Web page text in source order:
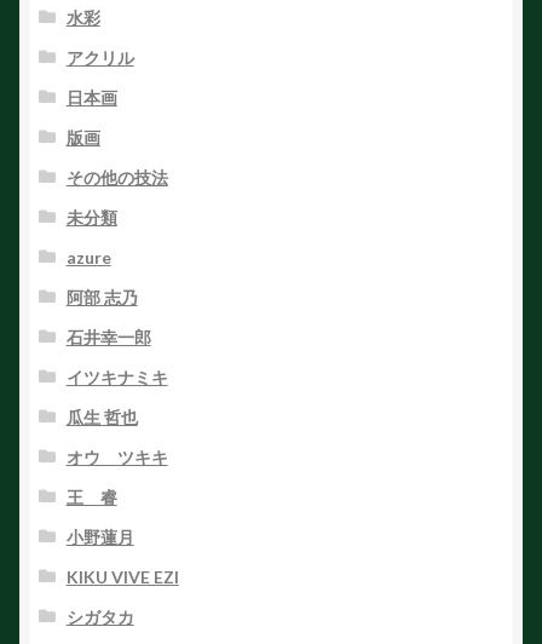
水彩
アクリル
日本画
版画
その他の技法
未分類
azure
阿部 志乃
石井幸一郎
イツキナミキ
瓜生 哲也
オウ ツキキ
王 睿
小野蓮月
KIKU VIVE EZI
シガタカ